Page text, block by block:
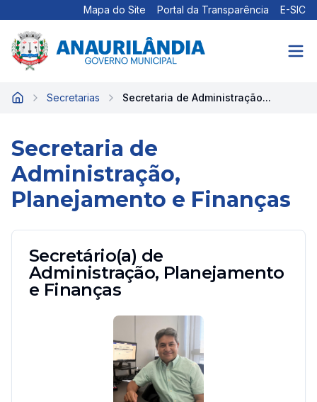
Mapa do Site Portal da Transparência E-SIC
Início Secretarias Secretaria de Administração...
Secretaria de
Administração,
Planejamento e Finanças
Secretário(a) de
Administração, Planejamento
e Finanças